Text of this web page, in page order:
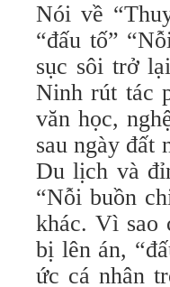
Nói về
“đấu tố”
sục sôi trở
Ninh rút tác
văn học,
sau ngày đất
Du lịch và
“Nỗi buồn
khác. Vì sao
bị lên án,
ức cá nhân